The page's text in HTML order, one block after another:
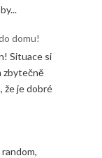
domu!
Situace si
zbytečně
že je dobré